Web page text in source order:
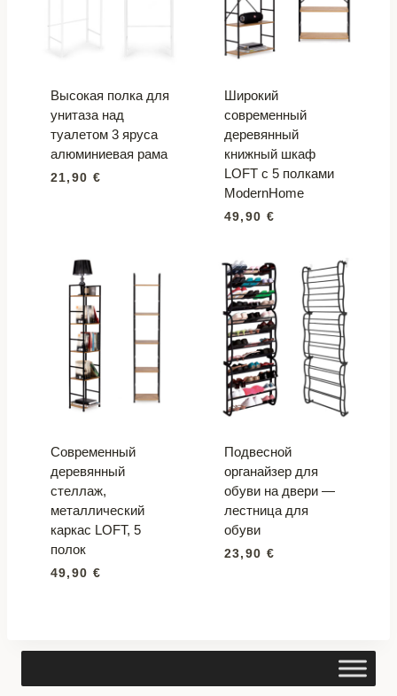
Высокая полка для
унитаза над
туалетом 3 яруса
алюминиевая рама
21,90 €
Широкий
современный
деревянный
книжный шкаф
LOFT с 5 полками
ModernHome
49,90 €
Современный
деревянный
стеллаж,
металлический
каркас LOFT, 5
полок
49,90 €
Подвесной
органайзер для
обуви на двери —
лестница для
обуви
23,90 €